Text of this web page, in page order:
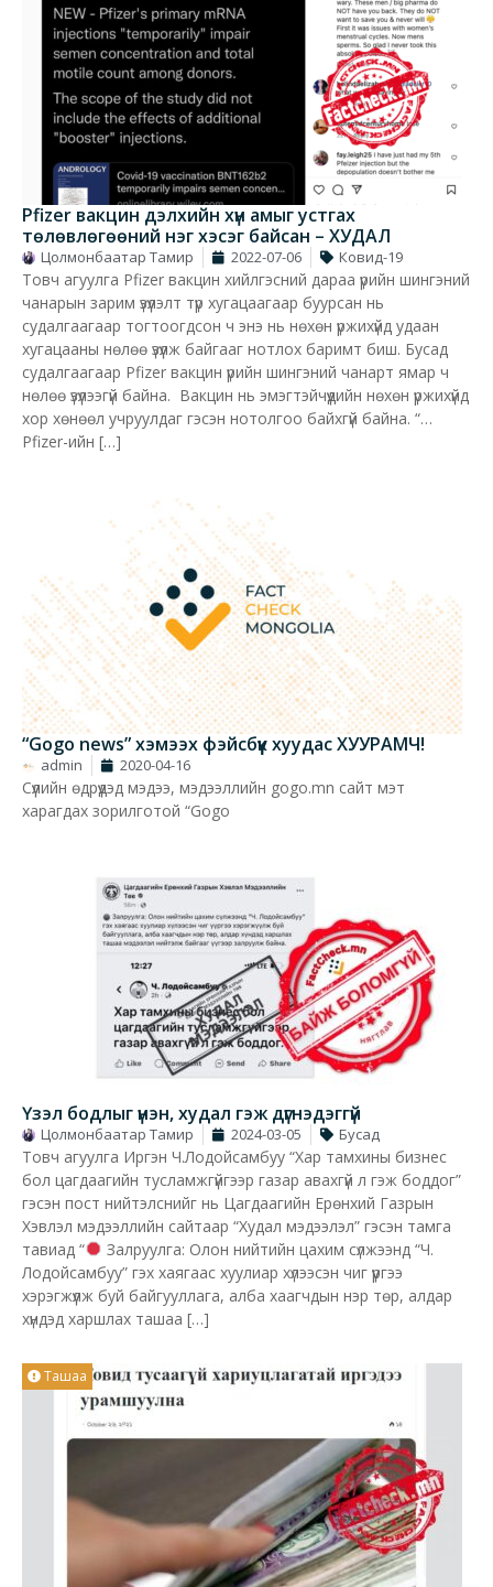
Pfizer вакцин дэлхийн хүн амыг устгах
төлөвлөгөөний нэг хэсэг байсан – ХУДАЛ
Цолмонбаатар Тамир 2022-07-06 Ковид-19
Товч агуулга Pfizer вакцин хийлгэсний дараа үрийн шингэний
чанарын зарим үзүүлэлт түр хугацаагаар буурсан нь
судалгаагаар тогтоогдсон ч энэ нь нөхөн үржихүйд удаан
хугацааны нөлөө үзүүлж байгааг нотлох баримт биш. Бусад
судалгаагаар Pfizer вакцин үрийн шингэний чанарт ямар ч
нөлөө үзүүлээгүй байна. Вакцин нь эмэгтэйчүүдийн нөхөн үржихүйд
хор хөнөөл учруулдаг гэсэн нотолгоо байхгүй байна. “…
Pfizer-ийн […]
“Gogo news” хэмээх фэйсбүүк хуудас ХУУРАМЧ!
admin 2020-04-16
Сүүлийн өдрүүдэд мэдээ, мэдээллийн gogo.mn сайт мэт
харагдах зорилготой “Gogo
Үзэл бодлыг үнэн, худал гэж дүгнэдэггүй
Цолмонбаатар Тамир 2024-03-05 Бусад
Товч агуулга Иргэн Ч.Лодойсамбуу “Хар тамхины бизнес
бол цагдаагийн тусламжгүйгээр газар авахгүй л гэж боддог”
гэсэн пост нийтэлснийг нь Цагдаагийн Ерөнхий Газрын
Хэвлэл мэдээллийн сайтаар “Худал мэдээлэл” гэсэн тамга
тавиад “
Залруулга: Олон нийтийн цахим сүлжээнд “Ч.
Лодойсамбуу” гэх хаягаас хуулиар хүлээсэн чиг үүргээ
хэрэгжүүлж буй байгууллага, алба хаагчдын нэр төр, алдар
хүндэд харшлах ташаа […]
Ташаа